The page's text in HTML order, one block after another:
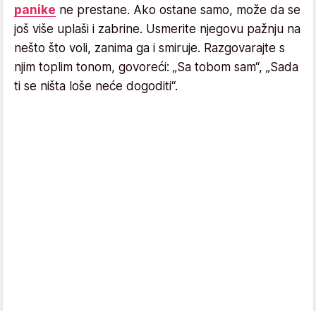
panike ne prestane. Ako ostane samo, može da se
još više uplaši i zabrine. Usmerite njegovu pažnju na
nešto što voli, zanima ga i smiruje. Razgovarajte s
njim toplim tonom, govoreći: „Sa tobom sam“, „Sada
ti se ništa loše neće dogoditi“.